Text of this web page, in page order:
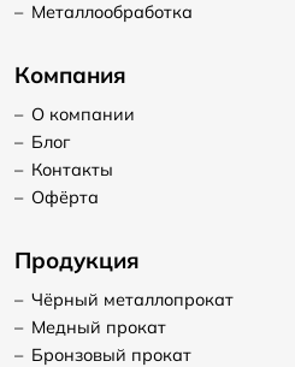
– Металлообработка
Компания
– О компании
– Блог
– Контакты
– Офёрта
Продукция
– Чёрный металлопрокат
– Медный прокат
– Бронзовый прокат